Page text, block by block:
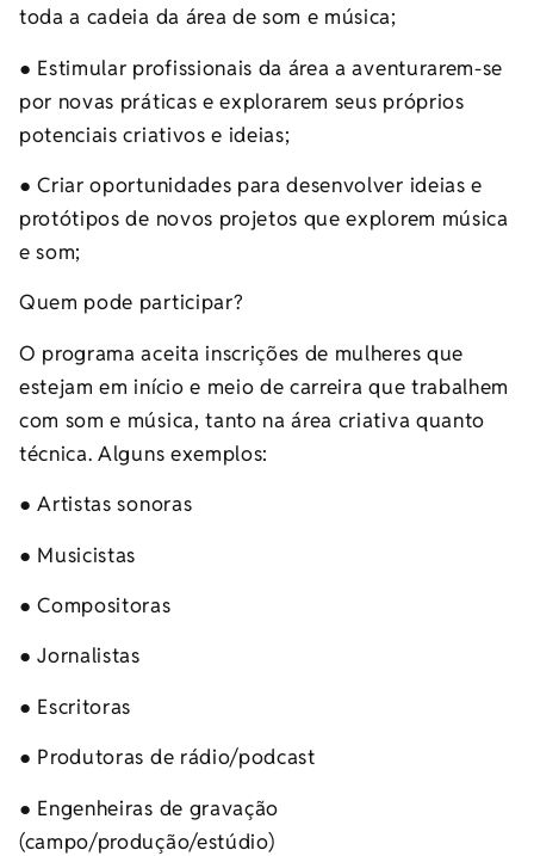
toda a cadeia da área de som e música;
● Estimular profissionais da área a aventurarem-se
por novas práticas e explorarem seus próprios
potenciais criativos e ideias;
● Criar oportunidades para desenvolver ideias e
protótipos de novos projetos que explorem música
e som;
Quem pode participar?
O programa aceita inscrições de mulheres que
estejam em início e meio de carreira que trabalhem
com som e música, tanto na área criativa quanto
técnica. Alguns exemplos:
● Artistas sonoras
● Musicistas
● Compositoras
● Jornalistas
● Escritoras
● Produtoras de rádio/podcast
● Engenheiras de gravação
(campo/produção/estúdio)